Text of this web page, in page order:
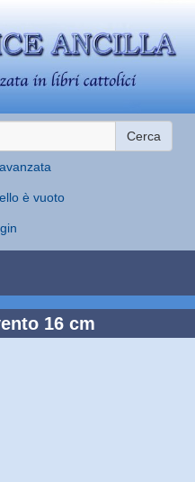
Cerca
è vuoto
16 cm